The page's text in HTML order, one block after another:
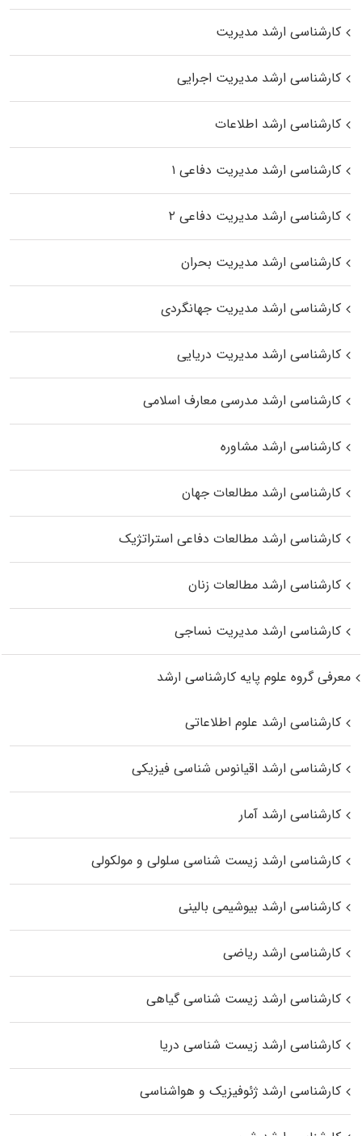
کارشناسی ارشد مدیریت
کارشناسی ارشد مدیریت اجرایی
کارشناسی ارشد اطلاعات
کارشناسی ارشد مدیریت دفاعی ۱
کارشناسی ارشد مدیریت دفاعی ۲
کارشناسی ارشد مدیریت بحران
کارشناسی ارشد مدیریت جهانگردی
کارشناسی ارشد مدیریت دریایی
کارشناسی ارشد مدرسی معارف اسلامی
کارشناسی ارشد مشاوره
کارشناسی ارشد مطالعات جهان
کارشناسی ارشد مطالعات دفاعی استراتژیک
کارشناسی ارشد مطالعات زنان
کارشناسی ارشد مدیریت نساجی
معرفی گروه علوم پایه کارشناسی ارشد
کارشناسی ارشد علوم اطلاعاتی
کارشناسی ارشد اقیانوس‌ شناسی فیزیکی
کارشناسی ارشد آمار
کارشناسی ارشد زیست شناسی سلولی و مولکولی
کارشناسی ارشد بیوشیمی بالینی
کارشناسی ارشد ریاضی
کارشناسی ارشد زیست‌ شناسی گیاهی
کارشناسی ارشد زیست‌ شناسی دریا
کارشناسی ارشد ژئوفیزیک و هواشناسی